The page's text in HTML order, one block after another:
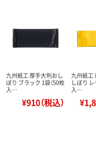
九州紙工 厚手大判おし
ぼり ブラック 1袋（50枚
入…
¥910（税込）
九州紙工
しぼり レ
入…